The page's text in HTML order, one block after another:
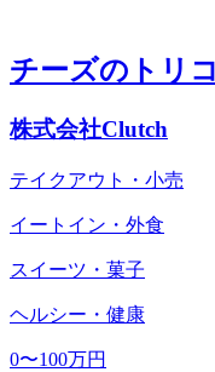
チーズのトリコ
株式会社Clutch
テイクアウト・小売
イートイン・外食
スイーツ・菓子
ヘルシー・健康
0〜100万円